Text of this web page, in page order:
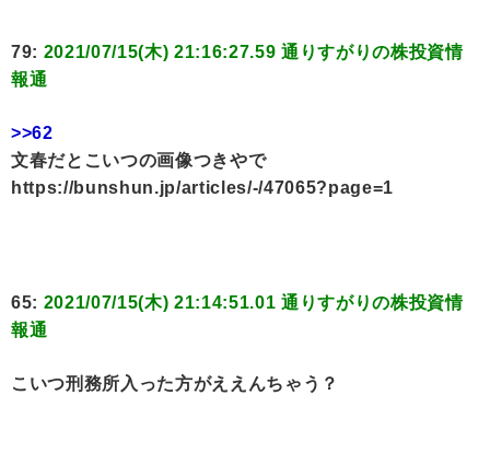
79: 2021/07/15(木) 21:16:27.59 通りすがりの株投資情
報通
>>62
文春だとこいつの画像つきやで
https://bunshun.jp/articles/-/47065?page=1
65: 2021/07/15(木) 21:14:51.01 通りすがりの株投資情
報通
こいつ刑務所入った方がええんちゃう？